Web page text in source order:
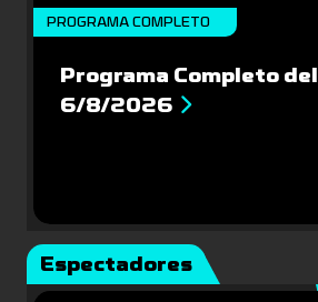
PROGRAMA COMPLETO
Programa Completo del
6/8/2026
Espectadores